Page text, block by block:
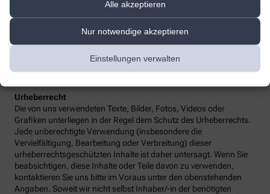
Alle akzeptieren
Nur notwendige akzeptieren
Einstellungen verwalten
Inhalte außerhalb unseres Verantwortungsbereichs liegen und
wir auf die zukünftige Gestaltung keinen Einfluss haben. Sollten
aus Ihrer Sicht Inhalte gegen geltendes Recht verstoßen oder
Zusammenhang mit der Gestaltung unseres Angebots
unterliegen dem Recht der Bundesrepublik Deutschland.
Urheberrecht
Die von uns verwendeten Texte, Bilder, Fotos, Videos oder
Grafiken unterliegen in der Regel dem Schutz des Urheberrechts.
Jede unberechtigte Verwendung (insbesondere die
Vervielfältigung, Bearbeitung oder Verbreitung) dieser
urheberrechtsgeschützten Inhalte ist daher untersagt. Wenn Sie
beabsichtigen, diese Inhalte oder Teile davon zu verwenden,
kontaktieren Sie uns bitte im Voraus unter den obenstehenden
Angaben. Soweit wir nicht selbst Inhaber/-in der benötigten